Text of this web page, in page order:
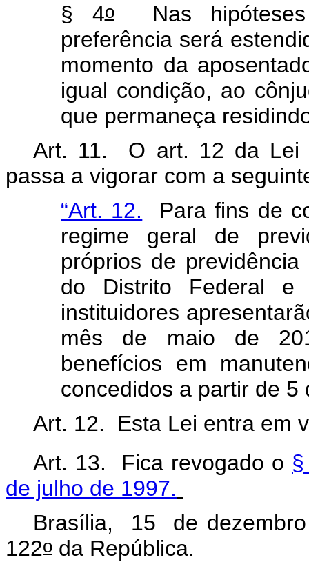
§ 4oNas hipóteses
preferência será
momento da
igual condição, ao
que permaneça
Art. 11. O art. 12 da Lei
passa a vigorar com a
“Art. 12. Para fins de
regime geral de
próprios de
do Distrito Federal e
instituidores
mês de maio de
benefícios em
concedidos a partir de
Art. 12. Esta Lei entra em
Art. 13. Fica revogado o
de julho de 1997.
Brasília, 15 de
122o da República.